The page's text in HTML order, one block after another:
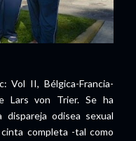
Vol II, Bélgica-Francia-
Lars von Trier. Se ha
odisea sexual
completa -tal como